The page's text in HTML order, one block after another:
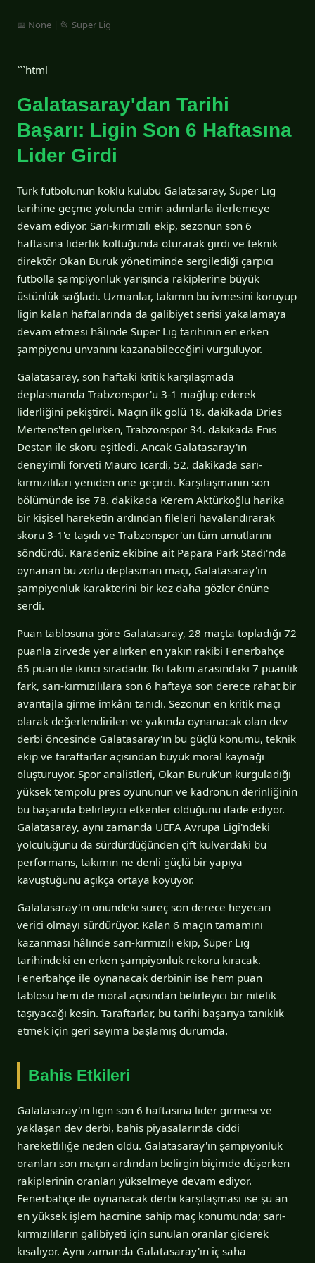
📅 None | 📂 Super Lig
```html
Galatasaray'dan Tarihi
Başarı: Ligin Son 6 Haftasına
Lider Girdi
Türk futbolunun köklü kulübü Galatasaray, Süper Lig
tarihine geçme yolunda emin adımlarla ilerlemeye
devam ediyor. Sarı-kırmızılı ekip, sezonun son 6
haftasına liderlik koltuğunda oturarak girdi ve teknik
direktör Okan Buruk yönetiminde sergilediği çarpıcı
futbolla şampiyonluk yarışında rakiplerine büyük
üstünlük sağladı. Uzmanlar, takımın bu ivmesini koruyup
ligin kalan haftalarında da galibiyet serisi yakalamaya
devam etmesi hâlinde Süper Lig tarihinin en erken
şampiyonu unvanını kazanabileceğini vurguluyor.
Galatasaray, son haftaki kritik karşılaşmada
deplasmanda Trabzonspor'u 3-1 mağlup ederek
liderliğini pekiştirdi. Maçın ilk golü 18. dakikada Dries
Mertens'ten gelirken, Trabzonspor 34. dakikada Enis
Destan ile skoru eşitledi. Ancak Galatasaray'ın
deneyimli forveti Mauro Icardi, 52. dakikada sarı-
kırmızılıları yeniden öne geçirdi. Karşılaşmanın son
bölümünde ise 78. dakikada Kerem Aktürkoğlu harika
bir kişisel hareketin ardından fileleri havalandırarak
skoru 3-1'e taşıdı ve Trabzonspor'un tüm umutlarını
söndürdü. Karadeniz ekibine ait Papara Park Stadı'nda
oynanan bu zorlu deplasman maçı, Galatasaray'ın
şampiyonluk karakterini bir kez daha gözler önüne
serdi.
Puan tablosuna göre Galatasaray, 28 maçta topladığı 72
puanla zirvede yer alırken en yakın rakibi Fenerbahçe
65 puan ile ikinci sıradadır. İki takım arasındaki 7 puanlık
fark, sarı-kırmızılılara son 6 haftaya son derece rahat bir
avantajla girme imkânı tanıdı. Sezonun en kritik maçı
olarak değerlendirilen ve yakında oynanacak olan dev
derbi öncesinde Galatasaray'ın bu güçlü konumu, teknik
ekip ve taraftarlar açısından büyük moral kaynağı
oluşturuyor. Spor analistleri, Okan Buruk'un kurguladığı
yüksek tempolu pres oyununun ve kadronun derinliğinin
bu başarıda belirleyici etkenler olduğunu ifade ediyor.
Galatasaray, aynı zamanda UEFA Avrupa Ligi'ndeki
yolculuğunu da sürdürdüğünden çift kulvardaki bu
performans, takımın ne denli güçlü bir yapıya
kavuştuğunu açıkça ortaya koyuyor.
Galatasaray'ın önündeki süreç son derece heyecan
verici olmayı sürdürüyor. Kalan 6 maçın tamamını
kazanması hâlinde sarı-kırmızılı ekip, Süper Lig
tarihindeki en erken şampiyonluk rekoru kıracak.
Fenerbahçe ile oynanacak derbinin ise hem puan
tablosu hem de moral açısından belirleyici bir nitelik
taşıyacağı kesin. Taraftarlar, bu tarihi başarıya tanıklık
etmek için geri sayıma başlamış durumda.
Bahis Etkileri
Galatasaray'ın ligin son 6 haftasına lider girmesi ve
yaklaşan dev derbi, bahis piyasalarında ciddi
hareketliliğe neden oldu. Galatasaray'ın şampiyonluk
oranları son maçın ardından belirgin biçimde düşerken
rakiplerinin oranları yükselmeye devam ediyor.
Fenerbahçe ile oynanacak derbi karşılaşması ise şu an
en yüksek işlem hacmine sahip maç konumunda; sarı-
kırmızılıların galibiyeti için sunulan oranlar giderek
kısalıyor. Aynı zamanda Galatasaray'ın iç saha